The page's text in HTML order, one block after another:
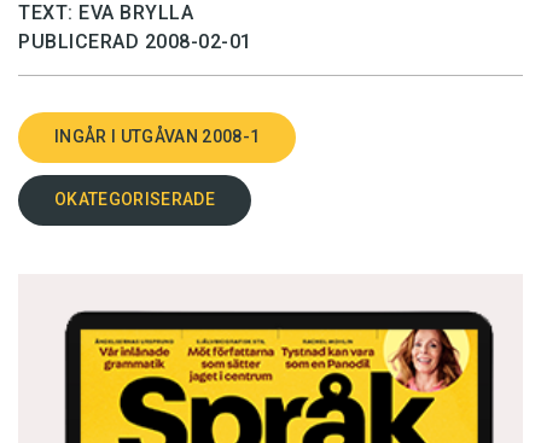
TEXT: EVA BRYLLA
PUBLICERAD 2008-02-01
INGÅR I UTGÅVAN 2008-1
OKATEGORISERADE